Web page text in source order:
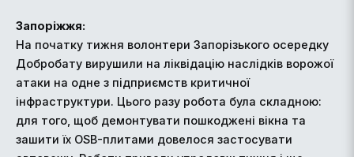
Запоріжжя:
На початку тижня волонтери Запорізького осередку
Добробату вирушили на ліквідацію наслідків ворожої
атаки на одне з підприємств критичної
інфраструктури. Цього разу робота була складною:
для того, щоб демонтувати пошкоджені вікна та
зашити їх OSB-плитами довелося застосувати